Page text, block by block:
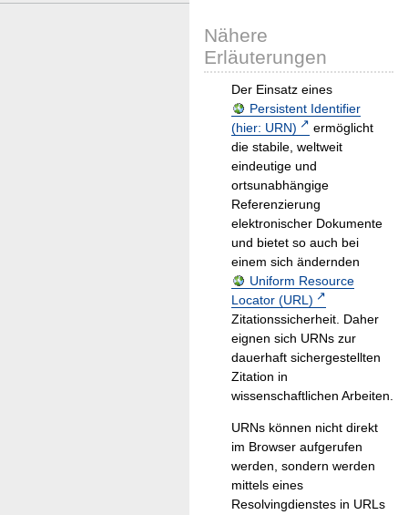
Nähere
Erläuterungen
Der Einsatz eines
Persistent Identifier
(hier: URN)
ermöglicht
die stabile, weltweit
eindeutige und
ortsunabhängige
Referenzierung
elektronischer Dokumente
und bietet so auch bei
einem sich ändernden
Uniform Resource
Locator (URL)
Zitationssicherheit. Daher
eignen sich URNs zur
dauerhaft sichergestellten
Zitation in
wissenschaftlichen Arbeiten.
URNs können nicht direkt
im Browser aufgerufen
werden, sondern werden
mittels eines
Resolvingdienstes in URLs